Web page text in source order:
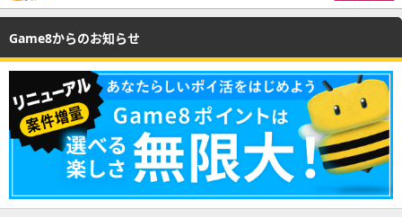
Game8からのお知らせ